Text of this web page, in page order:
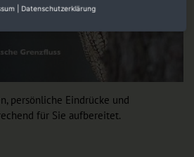
persönliche Eindrücke und
für Sie aufbereitet.
Datenschutzerklärung